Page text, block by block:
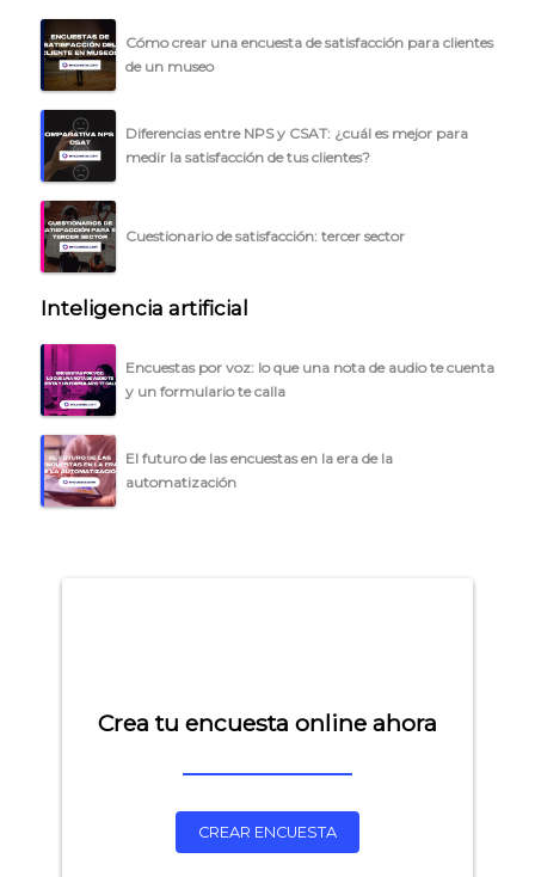
PLANTILLAS
PRECIOS
BLOG
ACCEDER →
Cómo crear una encuesta de satisfacción para clientes
de un museo
Diferencias entre NPS y CSAT: ¿cuál es mejor para
medir la satisfacción de tus clientes?
Cuestionario de satisfacción: tercer sector
Inteligencia artificial
Encuestas por voz: lo que una nota de audio te cuenta
y un formulario te calla
El futuro de las encuestas en la era de la
automatización
Crea tu encuesta online ahora
CREAR ENCUESTA